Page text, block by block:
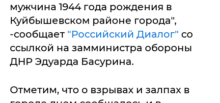
мужчина 1944 года рождения в
Куйбышевском районе города",
-сообщает "Российский Диалог" со
ссылкой на замминистра обороны
ДНР Эдуарда Басурина.
Отметим, что о взрывах и залпах в